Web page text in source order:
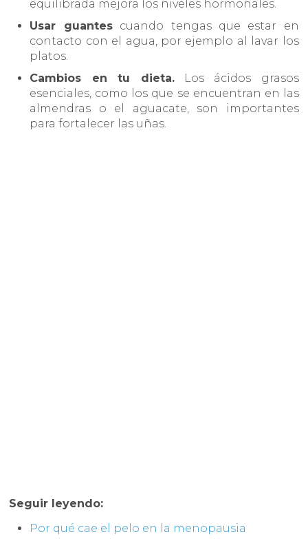
equilibrada mejora los niveles hormonales.
Usar guantescuando tengas que estar en
contacto con el agua, por ejemplo al lavar los
platos.
Cambios en tu dieta.Los ácidos grasos
esenciales, como los que se encuentran en las
almendras o el aguacate, son importantes
para fortalecer las uñas.
Seguir leyendo:
Por qué cae el pelo en la menopausia